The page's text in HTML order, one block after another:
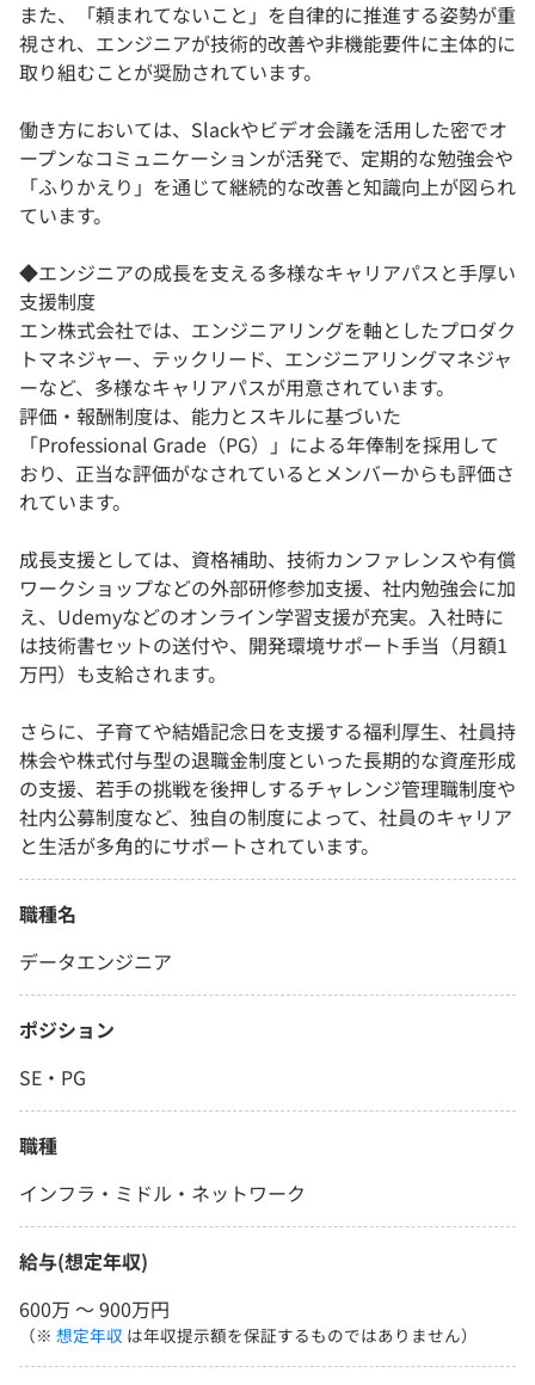
また、「頼まれてないこと」を自律的に推進する姿勢が重
視され、エンジニアが技術的改善や非機能要件に主体的に
取り組むことが奨励されています。
働き方においては、Slackやビデオ会議を活用した密でオ
ープンなコミュニケーションが活発で、定期的な勉強会や
「ふりかえり」を通じて継続的な改善と知識向上が図られ
ています。
◆エンジニアの成長を支える多様なキャリアパスと手厚い
支援制度
エン株式会社では、エンジニアリングを軸としたプロダク
トマネジャー、テックリード、エンジニアリングマネジャ
ーなど、多様なキャリアパスが用意されています。
評価・報酬制度は、能力とスキルに基づいた
「Professional Grade（PG）」による年俸制を採用して
おり、正当な評価がなされているとメンバーからも評価さ
れています。
成長支援としては、資格補助、技術カンファレンスや有償
ワークショップなどの外部研修参加支援、社内勉強会に加
え、Udemyなどのオンライン学習支援が充実。入社時に
は技術書セットの送付や、開発環境サポート手当（月額1
万円）も支給されます。
さらに、子育てや結婚記念日を支援する福利厚生、社員持
株会や株式付与型の退職金制度といった長期的な資産形成
の支援、若手の挑戦を後押しするチャレンジ管理職制度や
社内公募制度など、独自の制度によって、社員のキャリア
と生活が多角的にサポートされています。
職種名
データエンジニア
ポジション
SE・PG
職種
インフラ・ミドル・ネットワーク
給与(想定年収)
600万 〜 900万円
（※ 想定年収 は年収提示額を保証するものではありません）